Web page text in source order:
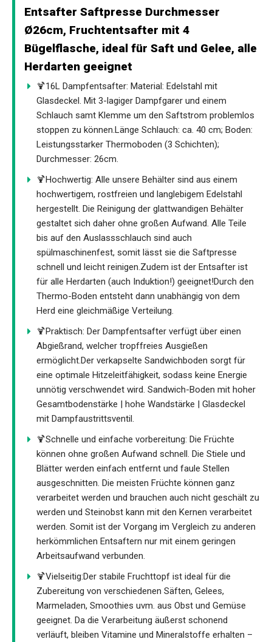
Entsafter Saftpresse Durchmesser
Ø26cm, Fruchtentsafter mit 4
Bügelflasche, ideal für Saft und Gelee, alle
Herdarten geeignet
🍹16L Dampfentsafter: Material: Edelstahl mit
Glasdeckel. Mit 3-lagiger Dampfgarer und einem
Schlauch samt Klemme um den Saftstrom problemlos
stoppen zu können.Länge Schlauch: ca. 40 cm; Boden:
Leistungsstarker Thermoboden (3 Schichten);
Durchmesser: 26cm.
🍹Hochwertig: Alle unsere Behälter sind aus einem
hochwertigem, rostfreien und langlebigem Edelstahl
hergestellt. Die Reinigung der glattwandigen Behälter
gestaltet sich daher ohne großen Aufwand. Alle Teile
bis auf den Auslassschlauch sind auch
spülmaschinenfest, somit lässt sie die Saftpresse
schnell und leicht reinigen.Zudem ist der Entsafter ist
für alle Herdarten (auch Induktion!) geeignet!Durch den
Thermo-Boden entsteht dann unabhängig von dem
Herd eine gleichmäßige Verteilung.
🍹Praktisch: Der Dampfentsafter verfügt über einen
Abgießrand, welcher tropffreies Ausgießen
ermöglicht.Der verkapselte Sandwichboden sorgt für
eine optimale Hitzeleitfähigkeit, sodass keine Energie
unnötig verschwendet wird. Sandwich-Boden mit hoher
Gesamtbodenstärke | hohe Wandstärke | Glasdeckel
mit Dampfaustrittsventil.
🍹Schnelle und einfache vorbereitung: Die Früchte
können ohne großen Aufwand schnell. Die Stiele und
Blätter werden einfach entfernt und faule Stellen
ausgeschnitten. Die meisten Früchte können ganz
verarbeitet werden und brauchen auch nicht geschält zu
werden und Steinobst kann mit den Kernen verarbeitet
werden. Somit ist der Vorgang im Vergleich zu anderen
herkömmlichen Entsaftern nur mit einem geringen
Arbeitsaufwand verbunden.
🍹Vielseitig:Der stabile Fruchttopf ist ideal für die
Zubereitung von verschiedenen Säften, Gelees,
Marmeladen, Smoothies uvm. aus Obst und Gemüse
geeignet. Da die Verarbeitung äußerst schonend
verläuft, bleiben Vitamine und Mineralstoffe erhalten –